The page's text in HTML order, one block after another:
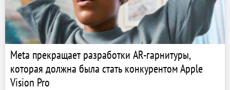
Meta прекращает разработки AR-гарнитуры,
которая должна была стать конкурентом Apple
Vision Pro